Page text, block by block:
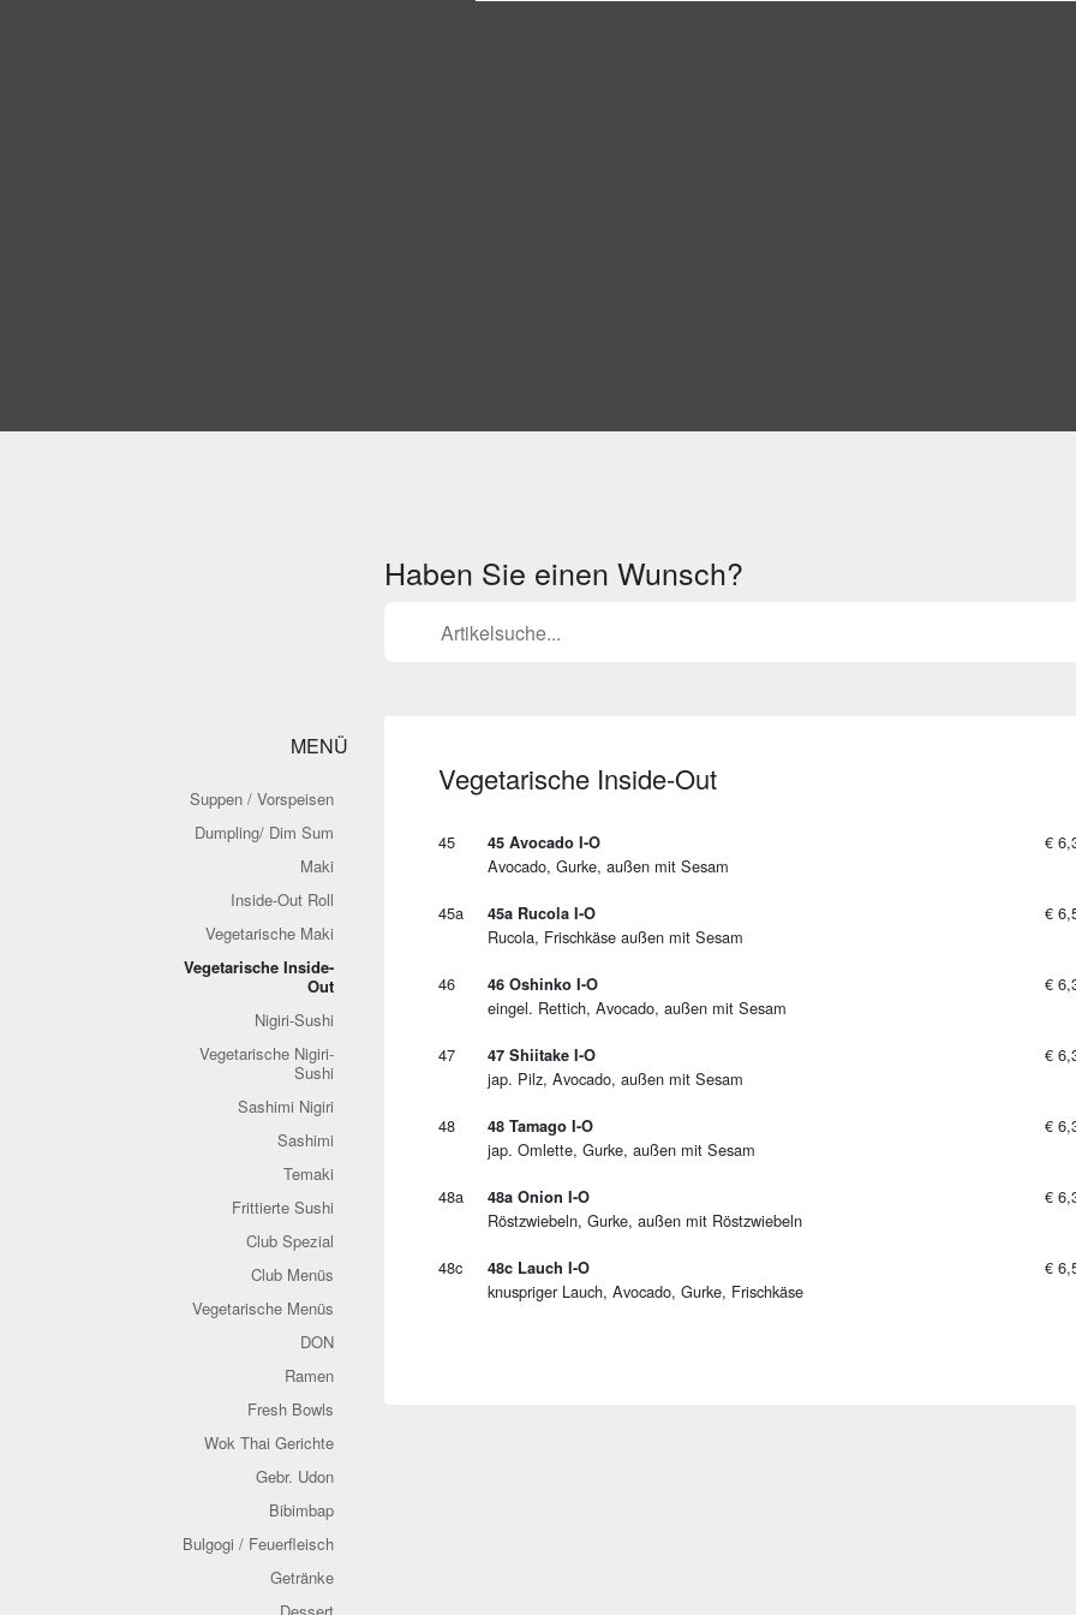
MENÜ
Suppen / Vorspeisen
Dumpling/ Dim Sum
Maki
Inside-Out Roll
Vegetarische Maki
Vegetarische Inside-
Out
Nigiri-Sushi
Vegetarische Nigiri-
Sushi
Sashimi Nigiri
Sashimi
Temaki
Frittierte Sushi
Club Spezial
Club Menüs
Vegetarische Menüs
DON
Ramen
Fresh Bowls
Wok Thai Gerichte
Gebr. Udon
Bibimbap
Bulgogi / Feuerfleisch
Getränke
Haben Sie einen Wunsch?
Vegetarische Inside-Out
45 45 Avocado I-O
Avocado, Gurke, außen mit Sesam
€
45a 45a Rucola I-O
Rucola, Frischkäse außen mit Sesam
€
46 46 Oshinko I-O
eingel. Rettich, Avocado, außen mit Sesam
€
47 47 Shiitake I-O
jap. Pilz, Avocado, außen mit Sesam
€
48 48 Tamago I-O
jap. Omlette, Gurke, außen mit Sesam
€
48a 48a Onion I-O
Röstzwiebeln, Gurke, außen mit Röstzwiebeln
€
48c 48c Lauch I-O
knuspriger Lauch, Avocado, Gurke, Frischkäse
€